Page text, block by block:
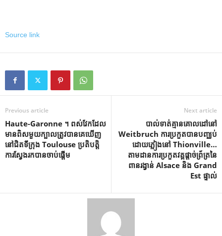
Source link
Previous article
Haute-Garonne ។ ពស់វែកដែល
មានពិសមួយក្បាលត្រូវបានគេឃើញ
នៅជិតទីក្រុង Toulouse ប្រតិបត្តិ
ការស្វែងរកបានចាប់ផ្តើម
Next article
បាល់ទាត់គ្មានគោលដៅនៅ
Weitbruch ការប្រកួតបានបញ្ឈប់
ដោយភ្លៀងនៅ Thionville…
តាមដានការប្រកួតវគ្គផ្តាច់ព្រ័ត្រនៃ
ពានរង្វាន់ Alsace និង Grand
Est ផ្ទាល់